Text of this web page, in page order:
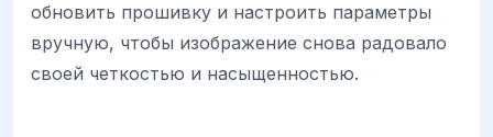
обновить прошивку и настроить параметры
вручную, чтобы изображение снова радовало
своей четкостью и насыщенностью.